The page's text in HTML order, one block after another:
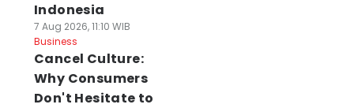
Indonesia
7 Aug 2026, 11:10 WIB
Business
Cancel Culture:
Why Consumers
Don't Hesitate to